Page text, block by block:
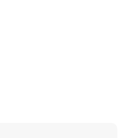
oferecendo mais
seu veículo.